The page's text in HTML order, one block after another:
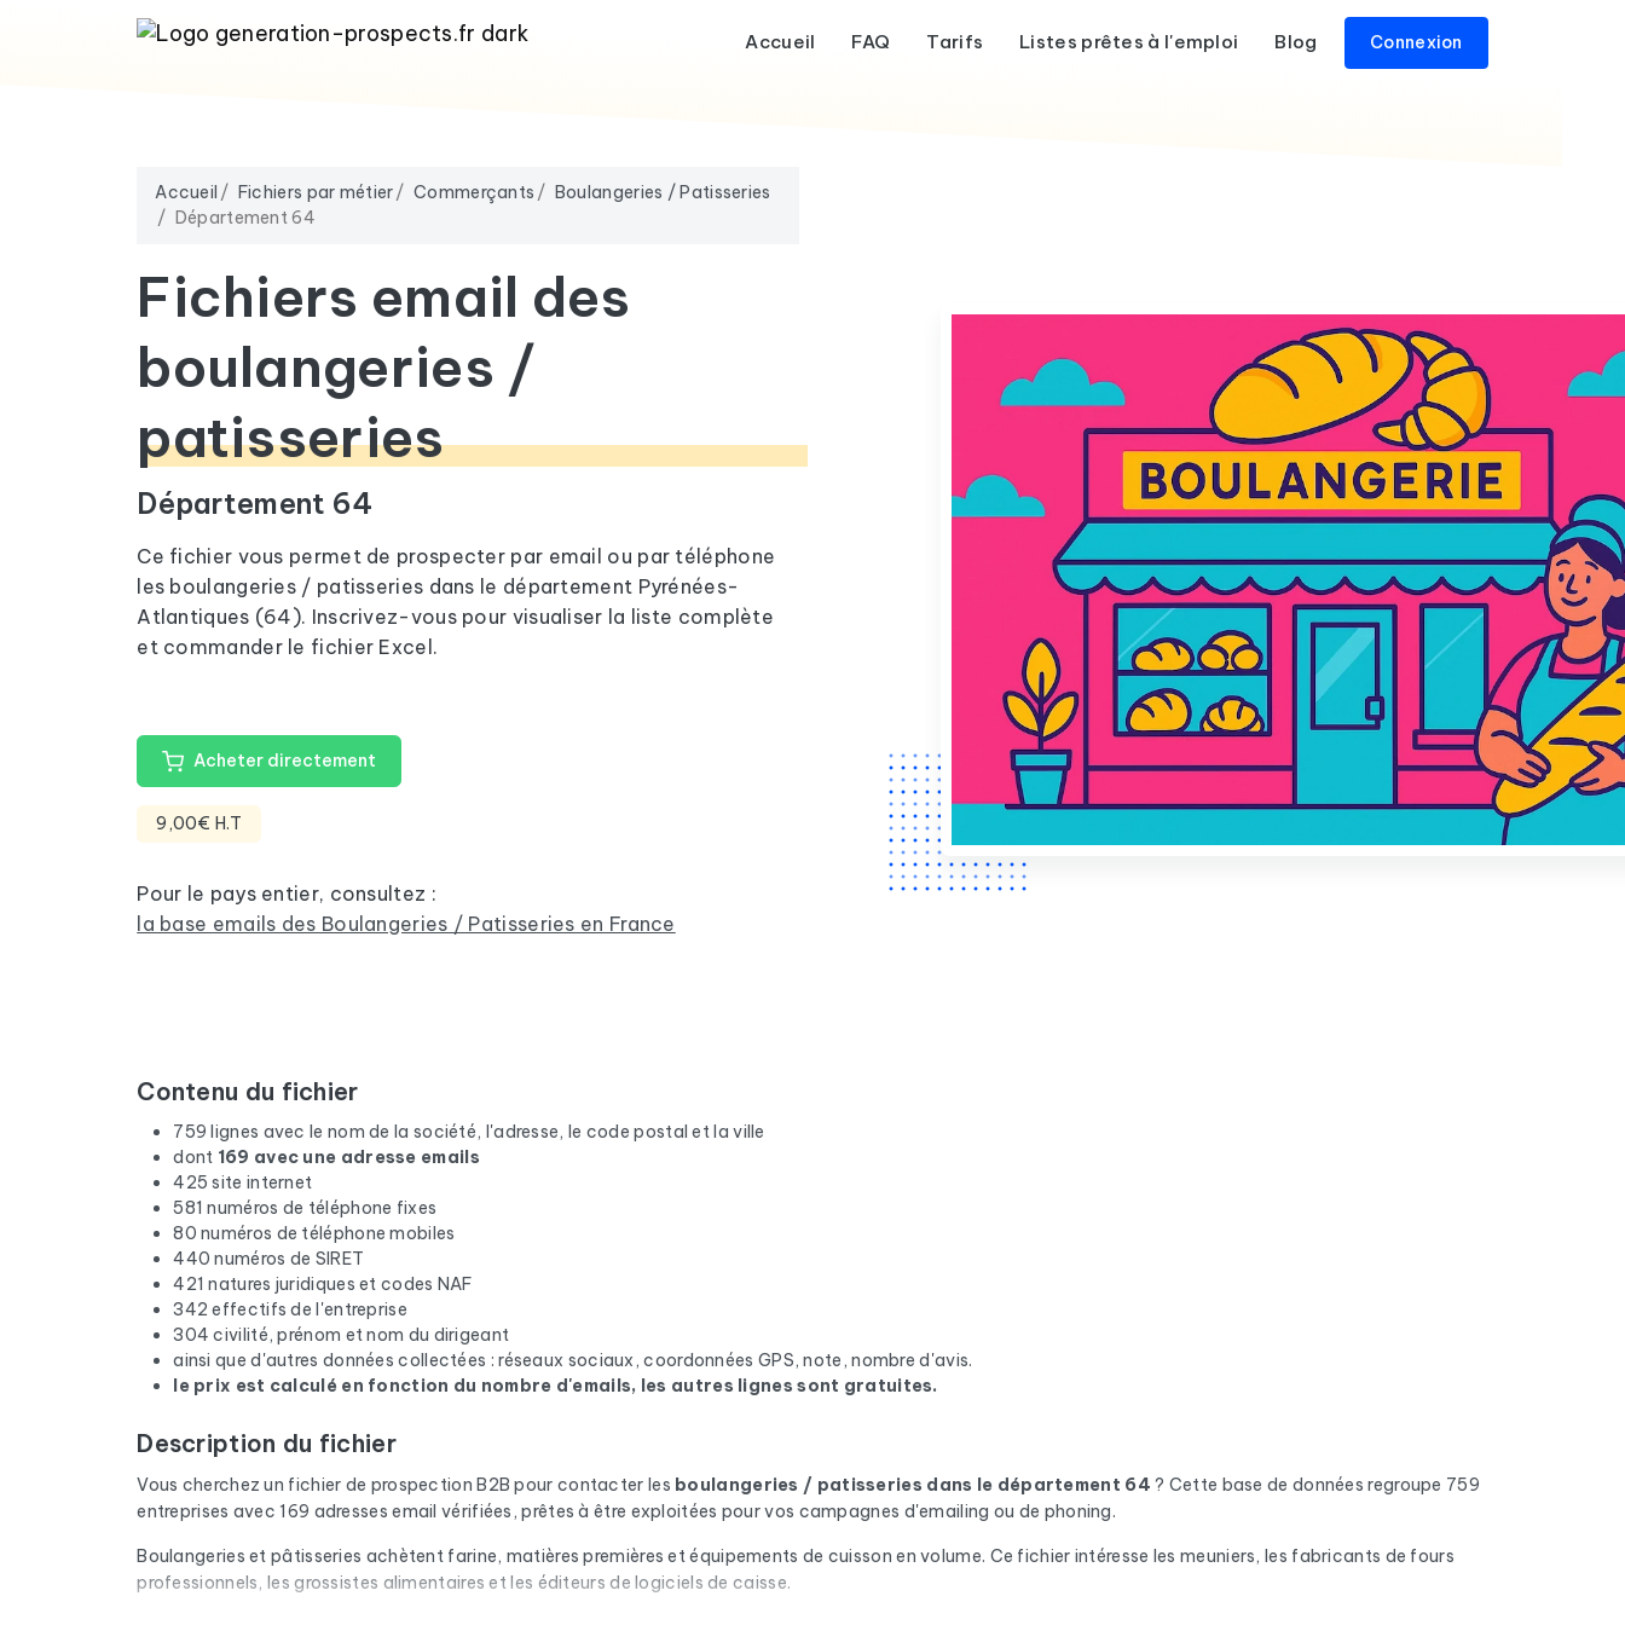
Accueil FAQ Tarifs Listes prêtes à l'emploi Blog Connexion
Accueil Fichiers par métier Commerçants
Boulangeries / Patisseries
Département 64
Fichiers email des
boulangeries /
patisseries
Département 64
Ce fichier vous permet de prospecter par email ou par téléphone
les boulangeries / patisseries dans le département Pyrénées-
Atlantiques (64). Inscrivez-vous pour visualiser la liste complète
et commander le fichier Excel.
Acheter directement
9,00€ H.T
Pour le pays entier, consultez :
la base emails des Boulangeries / Patisseries en France
Contenu du fichier
759 lignes avec le nom de la société, l'adresse, le code postal et la ville
dont 169 avec une adresse emails
425 site internet
581 numéros de téléphone fixes
80 numéros de téléphone mobiles
440 numéros de SIRET
421 natures juridiques et codes NAF
342 effectifs de l'entreprise
304 civilité, prénom et nom du dirigeant
ainsi que d'autres données collectées : réseaux sociaux, coordonnées GPS, note, nombre d'avis.
le prix est calculé en fonction du nombre d'emails, les autres lignes sont gratuites.
Description du fichier
Vous cherchez un fichier de prospection B2B pour contacter les boulangeries / patisseries dans le département 64 ? Cette base de données regroupe 759
entreprises avec 169 adresses email vérifiées, prêtes à être exploitées pour vos campagnes d'emailing ou de phoning.
Boulangeries et pâtisseries achètent farine, matières premières et équipements de cuisson en volume. Ce fichier intéresse les meuniers, les fabricants de fours
professionnels, les grossistes alimentaires et les éditeurs de logiciels de caisse.